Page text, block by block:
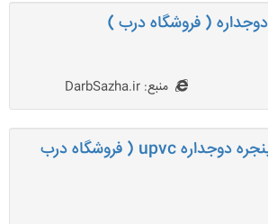
( فروشگاه درب )
منبع: DarbSazha.ir
تولید درب و پنجره دوجداره upvc ( فروشگاه درب